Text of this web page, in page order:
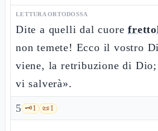
LETTURA ORTODOSSA
Dite a quelli dal cuore
non temete! Ecco il vostro
viene, la retribuzione di Dio;
vi salverà».
5 🗝️1 📜1